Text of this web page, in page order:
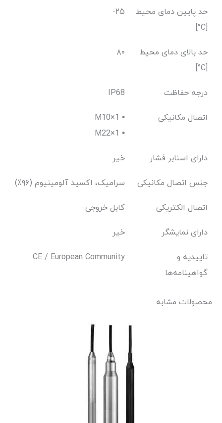
حد پایین دمای محیط
[C°]
-۲۵
حد بالای دمای محیط
[C°]
۸۰
درجه حفاظت IP68
اتصال مکانیکی
M10×1 •
M22×1 •
دارای اسنابر فشار خیر
جنس اتصال مکانیکی سرامیک، اکسید آلومینیوم (۹۶٪)
اتصال الکتریکی کابل خروجی
دارای نمایشگر خیر
تاییدیه و
گواهینامه‌ها
CE / European Community
محصولات مشابه